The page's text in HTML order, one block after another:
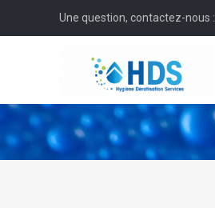
Une question, contactez-nous :